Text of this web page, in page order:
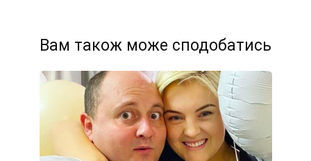
Вам також може сподобатись